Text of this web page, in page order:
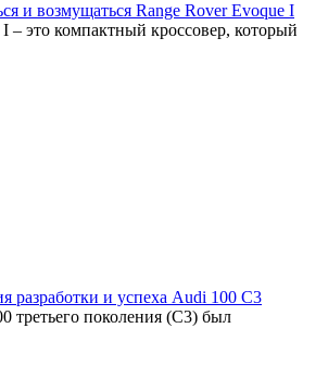
и возмущаться Range Rover Evoque I
– это компактный кроссовер, который
разработки и успеха Audi 100 C3
третьего поколения (C3) был